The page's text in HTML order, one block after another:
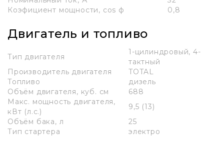
Коэфициент мощности, cos ф
0,8
Двигатель и топливо
Тип двигателя
1-цилиндровый, 4-
тактный
Производитель двигателя
TOTAL
Топливо
дизель
Объём двигателя, куб. см
688
Макс. мощность двигателя,
кВт (л.с.)
9,5 (13)
Объём бака, л
25
Тип стартера
электро